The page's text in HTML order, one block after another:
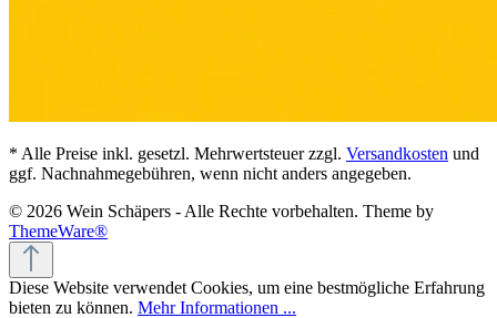
* Alle Preise inkl. gesetzl. Mehrwertsteuer zzgl. Versandkosten und
ggf. Nachnahmegebühren, wenn nicht anders angegeben.
© 2026 Wein Schäpers - Alle Rechte vorbehalten. Theme by
ThemeWare®
Diese Website verwendet Cookies, um eine bestmögliche Erfahrung
bieten zu können. Mehr Informationen ...